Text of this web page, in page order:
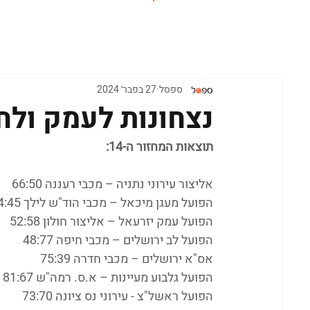
נצחונות לעמק
ספסל 27 בפבר׳ 2024
תוצאות המחזור ה-14:
אליצור עירוני נתניה – מכבי רעננה 66:50
הפועל מעגן מיכאל – מכבי הוד"ש לילך 54:45
הפועל עמק יזרעאל – אליצור חולון 52:58
הפועל לב ירושלים – מכבי חיפה 48:77
אס"א ירושלים – מכבי חדרה 75:39
הפועל גלבוע מעיינות – א.ס. רמה"ש 81:67
הפועל ראשל"צ - עירוני נס ציונה 73:70